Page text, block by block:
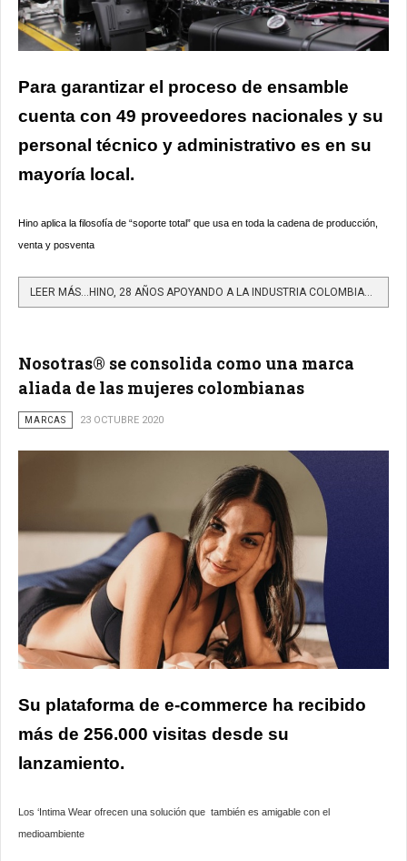
Para garantizar el proceso de ensamble
cuenta con 49 proveedores nacionales y su
personal técnico y administrativo es en su
mayoría local.
Hino aplica la filosofía de “soporte total” que usa en toda la cadena de producción,
venta y posventa
LEER MÁS…HINO, 28 AÑOS APOYANDO A LA INDUSTRIA COLOMBIANA
Nosotras® se consolida como una marca
aliada de las mujeres colombianas
MARCAS 23 OCTUBRE 2020
Su plataforma de e-commerce ha recibido
más de 256.000 visitas desde su
lanzamiento.
Los ‘Intima Wear ofrecen una solución que también es amigable con el
medioambiente